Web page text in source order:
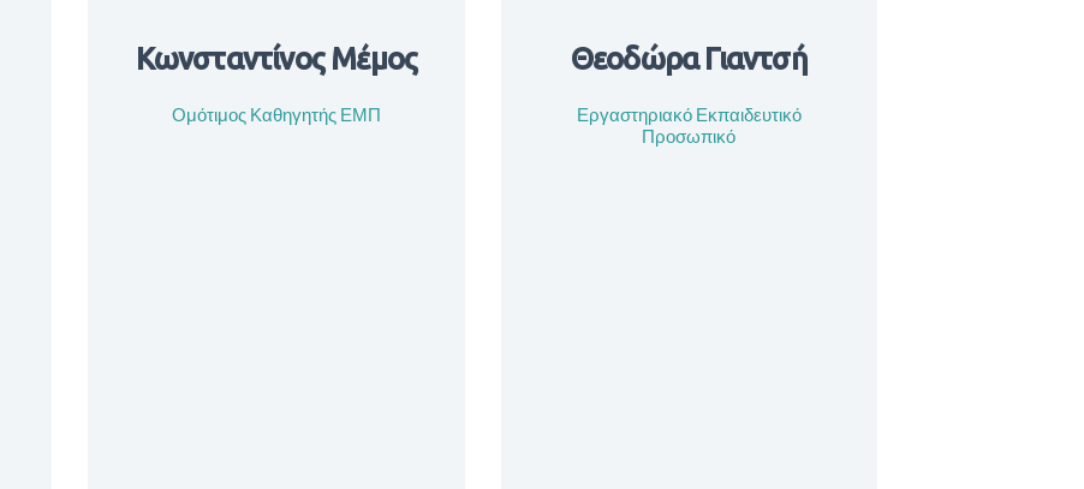
Κωνσταντίνος Μέμος
Ομότιμος Καθηγητής ΕΜΠ
Θεοδώρα Γιαντσή
Εργαστηριακό Εκπαιδευτικό
Προσωπικό